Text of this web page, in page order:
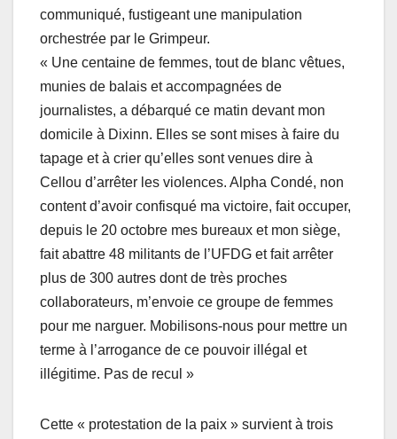
communiqué, fustigeant une manipulation
orchestrée par le Grimpeur.
« Une centaine de femmes, tout de blanc vêtues,
munies de balais et accompagnées de
journalistes, a débarqué ce matin devant mon
domicile à Dixinn. Elles se sont mises à faire du
tapage et à crier qu’elles sont venues dire à
Cellou d’arrêter les violences. Alpha Condé, non
content d’avoir confisqué ma victoire, fait occuper,
depuis le 20 octobre mes bureaux et mon siège,
fait abattre 48 militants de l’UFDG et fait arrêter
plus de 300 autres dont de très proches
collaborateurs, m’envoie ce groupe de femmes
pour me narguer. Mobilisons-nous pour mettre un
terme à l’arrogance de ce pouvoir illégal et
illégitime. Pas de recul »
Cette « protestation de la paix » survient à trois